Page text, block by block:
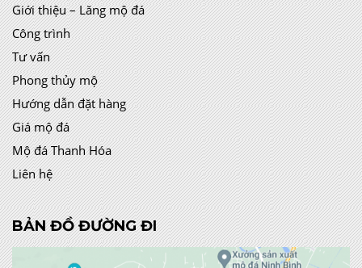
Giới thiệu – Lăng mộ đá
Công trình
Tư vấn
Phong thủy mộ
Hướng dẫn đặt hàng
Giá mộ đá
Mộ đá Thanh Hóa
Liên hệ
BẢN ĐỒ ĐƯỜNG ĐI